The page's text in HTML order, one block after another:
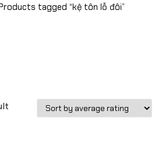
tagged “kệ tôn lỗ đôi”